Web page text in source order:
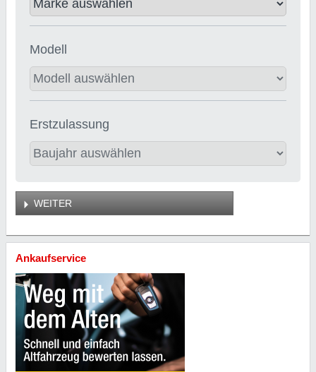
Modell
Erstzulassung
WEITER
Ankaufservice